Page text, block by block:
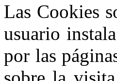
Las Cookies
usuario
por las